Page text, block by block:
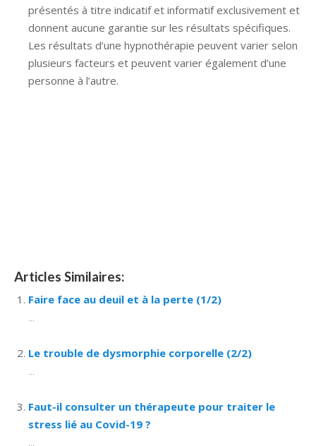
présentés à titre indicatif et informatif exclusivement et
donnent aucune garantie sur les résultats spécifiques.
Les résultats d’une hypnothérapie peuvent varier selon
plusieurs facteurs et peuvent varier également d’une
personne à l’autre.
Articles Similaires:
Faire face au deuil et à la perte (1/2)
Le trouble de dysmorphie corporelle (2/2)
Faut-il consulter un thérapeute pour traiter le
stress lié au Covid-19 ?